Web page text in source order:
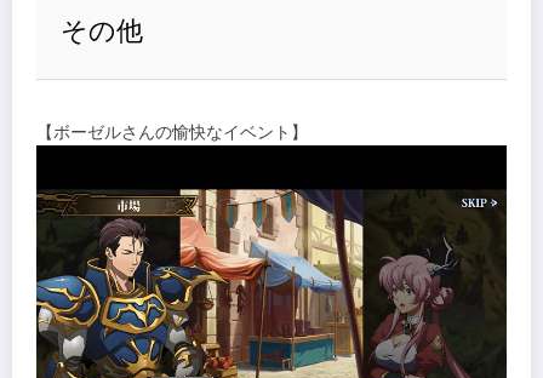
その他
【ボーゼルさんの愉快なイベント】